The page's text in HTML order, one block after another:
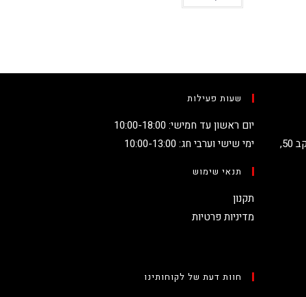
קניון מגדלי העיר קומה 2, שדרות יעקב 50,
שעות פעילות
יום ראשון עד חמישי: 10:00-18:00
ימי שישי וערבי חג: 10:00-13:00
תנאי שימוש
תקנון
מדיניות פרטיות
חוות דעת של לקוחותינו